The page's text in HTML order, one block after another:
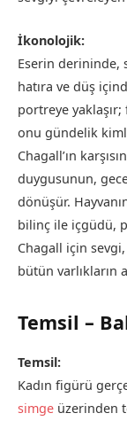
İkonolojik:
Eserin derininde,
hatıra ve düş
portreye
onu gündelik
Chagall’ın
duygusunun,
dönüşür.
bilinç ile içgüdü,
Chagall için
bütün varlıkların
Temsil –
Temsil:
Kadın figürü
simge üzerinden